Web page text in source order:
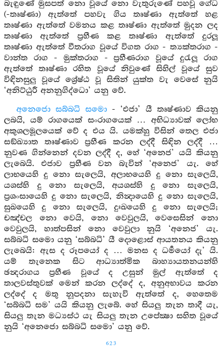
බැඳුණේ මුසපත් නො වූයේ නො වැතුරුණේ පහවූ ගේධ
(-තෘෂ්ණා) ඇත්තේ පහවැ ගිය තෘෂ්ණා ඇත්තේ හළ
තෘෂ්ණා ඇත්තේ වමනය කළ තෘෂ්ණා ඇත්තේ මුදන ලද
තෘෂ්ණා ඇත්තේ ප්‍රහීණ කළ තෘෂ්ණා ඇත්තේ දුරලූ
තෘෂ්ණා ඇත්තේ වීතරාග වූයේ විගත රාග - ත්‍යක්තරාග -
වාන්ත රාග - මුක්තරාග - ප්‍රහීණරාග වූයේ දුරැලූ රාග
ඇත්තේ තෘෂ්ණා රහිත වූයේ නිවුණේ සිහිල් වූයේ සුව
විඳිනසුලු වූයේ ශ්‍රේෂ්ඨ වූ සිතින් යුක්ත වැ වෙසේ නුයි
‘අනිට්ඨුරී අනනුගිද්ධො’ යනු වේ.
අනෙජො සබ්බධි සමො - ‘එජා’ යී තෘෂ්ණාව කියනු
ලබයි, යම් රාගයෙක් සංරාගයෙක් … අභිධ්‍යාවක් ලෝභ
අකුශලමූලයෙක් වේ ද එය යි. යමක්හු විසින් තෙල එජා
සඞ්ඛ්‍යාත තෘෂ්ණාව ප්‍රහීණ කරන ලද්දී සිඳින ලද්දී …
නුවණ ගින්නෙන් දවන ලද්දී ද, හේ ‘අනෙජ’ යයි කියනු
ලැබෙයි. එජාව ප්‍රහීණ වන බැවින් ‘අනෙජ’ යැ. හේ
ලාභයෙහි දු නො සැලෙයි, අලාභයෙහි දු නො සැලෙයි,
යශස්හි දු නො සැලෙයි, අයශස්හි දු නො සැලෙයි,
ප්‍රශංසායෙහි දු නො සැලෙයි, නින්‍දායෙහි දු නො සැලෙයි,
සුඛයෙහි දු නො සැලෙයි, දුඃඛයෙහි දු නො සැලෙයි;
චඤ්චල නො වෙයි, නො වෙවුලයි, වෙසෙසින් නො
වෙවුලයි, හාත්පසින් නො වෙවුලා නුයි ‘අනෙජ’ යැ.
සබ්බධි සමො යනු ‘සබ්බධි’ යී දොළොස් ආයතනය කියනු
ලැබෙයි: ඇස ද රූපයෝ ද … මනස ද ධර්‍මයෝ දැ’ යි.
යම් තැනෙක සිට ආධ්‍යාත්මික බාහ්‍යායතනයන්හි
ඡන්‍දරාගය ප්‍රහීණ වූයේ ද උසුන් මුල් ඇත්තේ ද
තාලවස්තුවක් මෙන් කරන ලද්දේ ද, අනුඅභාවය කරන
ලද්දේ ද මතු නූපදනා සැහැවි ඇත්තේ ද, හෙතෙම
‘සබ්බධි සම’ යයි කියනු ලැබේ. හේ සියලු තැන තාදී යැ,
සියලු තැන මධ්‍යස්ථ යැ සියලු තැන උපේක්‍ෂා සහිත වූයේ
නුයි ‘අනෙජො සබ්බධි සමො’ යනු වේ.
623